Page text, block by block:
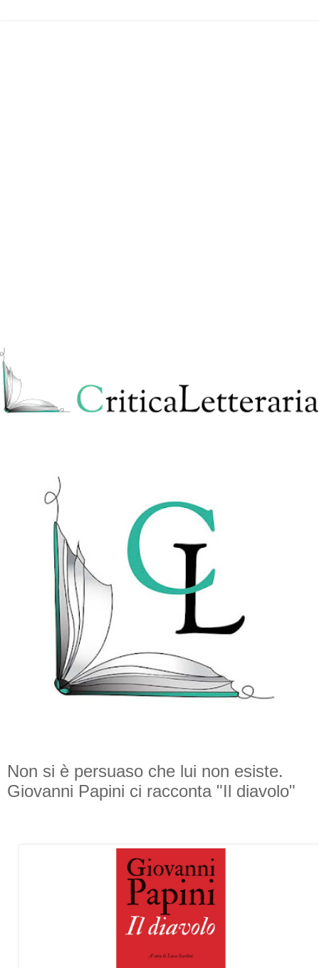
Non si è persuaso che lui non esiste.
Giovanni Papini ci racconta "Il diavolo"